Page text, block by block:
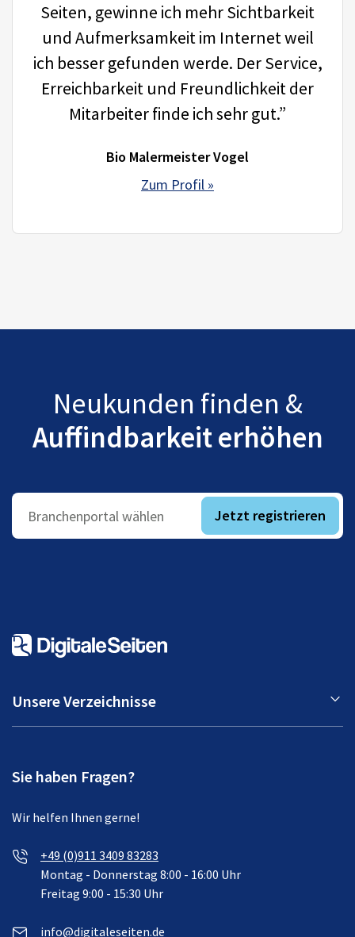
Seiten, gewinne ich mehr Sichtbarkeit
und Aufmerksamkeit im Internet weil
ich besser gefunden werde. Der Service,
Erreichbarkeit und Freundlichkeit der
Mitarbeiter finde ich sehr gut.”
Bio Malermeister Vogel
Zum Profil »
Neukunden finden &
Auffindbarkeit erhöhen
Branchenportal wählen Jetzt registrieren
Unsere Verzeichnisse
Sie haben Fragen?
Wir helfen Ihnen gerne!
+49 (0)911 3409 83283
Montag - Donnerstag 8:00 - 16:00 Uhr
Freitag 9:00 - 15:30 Uhr
info@digitaleseiten.de